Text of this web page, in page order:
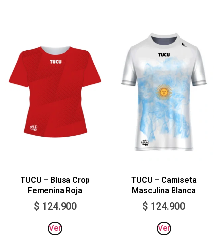
TUCU – Blusa Crop
Femenina Roja
$ 124.900
Ver
TUCU – Camiseta
Masculina Blanca
$ 124.900
Ver